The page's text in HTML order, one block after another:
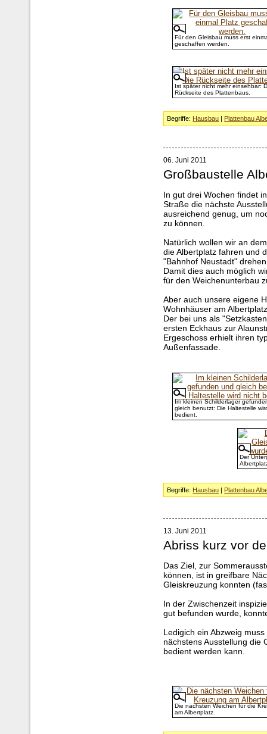
Für den Gleisbau muss erst
geschaffen werden.
Ist später nicht mehr einsehbar:
Rückseite des Plattenbaus.
Begriffe: Hausbau Plattenbau
06. Juni 2011
Großbaustelle
In gut drei Wochen findet
Straße die nächste
ausreichend genug, um
zu können.
Natürlich wollen wir an
die Albertplatz fahren und
"Bahnhof Neustadt"
Damit dies auch möglich
für den Weichenunterbau
Aber auch unsere eigene
Wohnhäuser am
Der bei uns als
ersten Eckhaus zur
Ergeschoss erhielt ihren
Außenfassade.
Im kleinen Schilderlager
gleich benutzt: Die Haltestelle
bedient.
Der
Begriffe: Hausbau | Plattenbau
13. Juni 2011
Abriss kurz vor
Das Ziel, zur
können, ist in greifbare
Gleiskreuzung konnten
In der Zwischenzeit
gut befunden wurde,
Ledigich ein Abzweig
nächstens Ausstellung die
bedient werden kann.
Die nächsten Weichen für die
am Albertplatz.